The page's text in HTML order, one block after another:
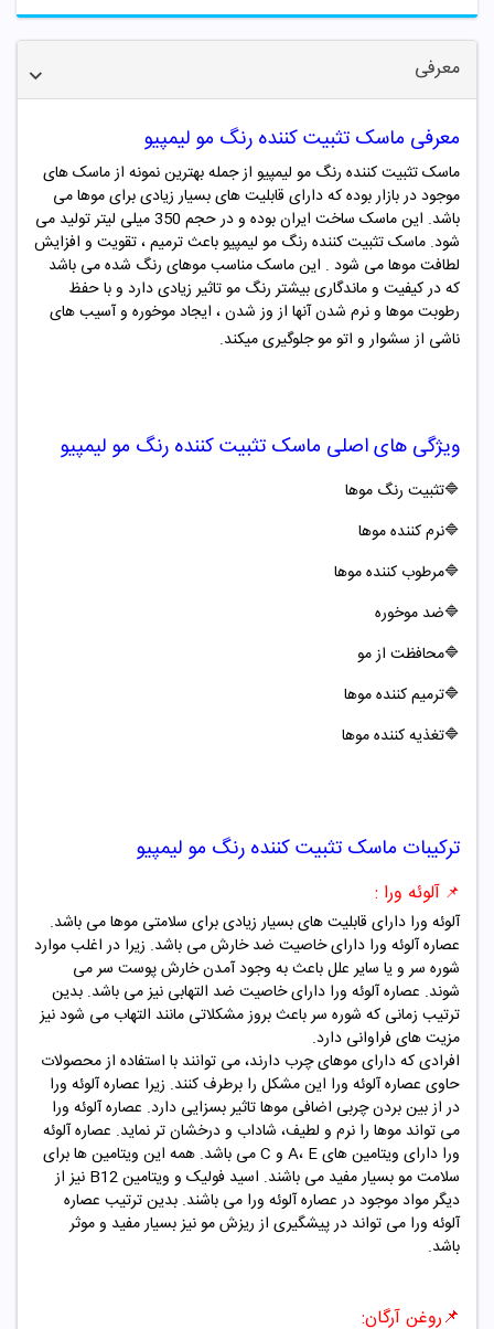
معرفی
معرفی ماسک تثبیت کننده رنگ مو لیمپیو
ماسک تثبیت کننده رنگ مو لیمپیو از جمله بهترین نمونه از ماسک های
موجود در بازار بوده که دارای قابلیت های بسیار زیادی برای موها می
باشد. این ماسک ساخت ایران بوده و در حجم 350 میلی لیتر تولید می
شود. ماسکتثبیت کننده رنگ مو لیمپیو باعث ترمیم ، تقویت و افزایش
لطافت موها می شود . این ماسک مناسب موهای رنگ شده می باشد
که در کیفیت و ماندگاری بیشتر رنگ مو تاثیر زیادی دارد و با حفظ
رطوبت موها و نرم شدن آنها از وز شدن ، ایجاد موخوره و آسیب های
ناشی از سشوار و اتو مو جلوگیری میکند.
ویژگی های اصلی ماسک تثبیت کننده رنگ مو لیمپیو
🔷تثبیت رنگ موها
🔷نرم کننده موها
🔷مرطوب کننده موها
🔷ضد موخوره
🔷محافظت از مو
🔷ترمیم کننده موها
🔷تغذیه کننده موها
ترکیبات ماسک تثبیت کننده رنگ مو لیمپیو
📌 آلوئه ورا :
آلوئه ورا دارای قابلیت های بسیار زیادی برای سلامتی موها می باشد.
عصاره آلوئه ورا دارای خاصیت ضد خارش می باشد. زیرا در اغلب موارد
شوره سر و یا سایر علل باعث به وجود آمدن خارش پوست سر می
شوند. عصاره آلوئه ورا دارای خاصیت ضد التهابی نیز می باشد. بدین
ترتیب زمانی که شوره سر باعث بروز مشکلاتی مانند التهاب می شود نیز
مزیت های فراوانی دارد.
افرادی که دارای موهای چرب دارند، می توانند با استفاده از محصولات
حاوی عصاره آلوئه ورا این مشکل را برطرف کنند. زیرا عصاره آلوئه ورا
در از بین بردن چربی اضافی موها تاثیر بسزایی دارد. عصاره آلوئه ورا
می تواند موها را نرم و لطیف، شاداب و درخشان تر نماید. عصاره آلوئه
ورا دارای ویتامین های A، E و C می باشد. همه این ویتامین ها برای
سلامت مو بسیار مفید می باشند. اسید فولیک و ویتامین B12 نیز از
دیگر مواد موجود در عصاره آلوئه ورا می باشند. بدین ترتیب عصاره
آلوئه ورا می تواند در پیشگیری از ریزش مو نیز بسیار مفید و موثر
باشد.
📌روغن آرگان: